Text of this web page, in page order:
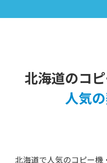
北海道のコ
人気
北海道で人気のコピー機